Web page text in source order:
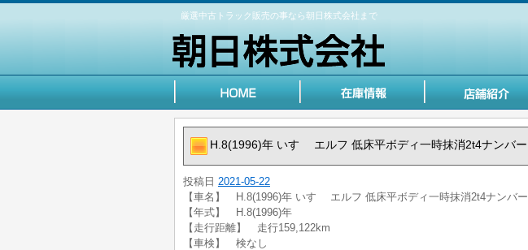
厳選中古トラック販売の事なら朝日株式会社まで
H.8(1996)年 いすゞ エルフ 低床平ボディ一時抹消2t4ナンバー
投稿日 2021-05-22
【車名】 H.8(1996)年 いすゞ エルフ 低床平ボディ一時抹消2t4ナンバー
【年式】 H.8(1996)年
【走行距離】 走行159,122km
【車検】 検なし